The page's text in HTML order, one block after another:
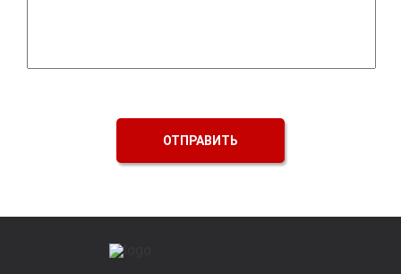
ОТПРАВИТЬ